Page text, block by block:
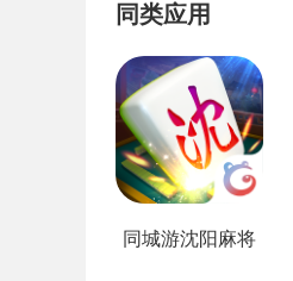
同类应用
同城游沈阳麻将